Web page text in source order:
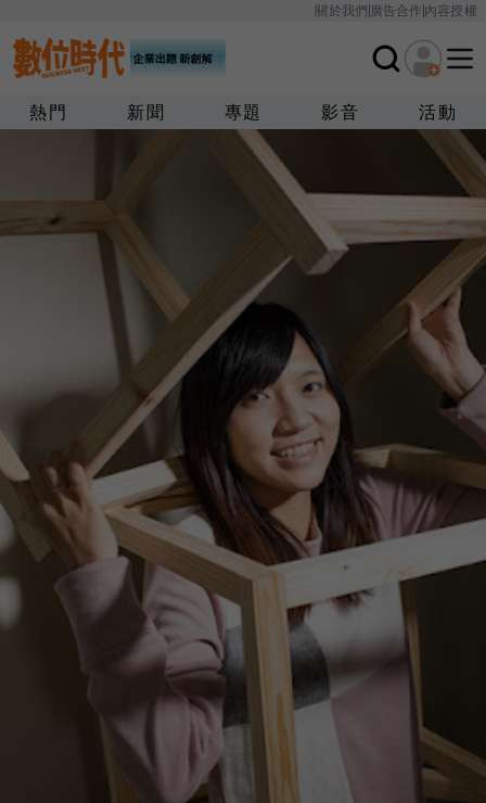
關於我們廣告合作內容授權
熱門 新聞 專題 影音 活動